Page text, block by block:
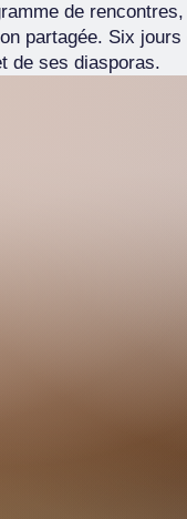
de
partagée. Six
de ses diasporas.